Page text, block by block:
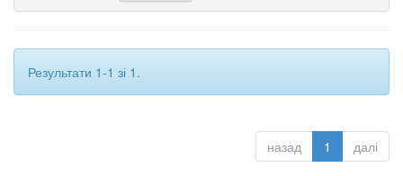
Результати 1-1 зі 1.
назад 1 далі